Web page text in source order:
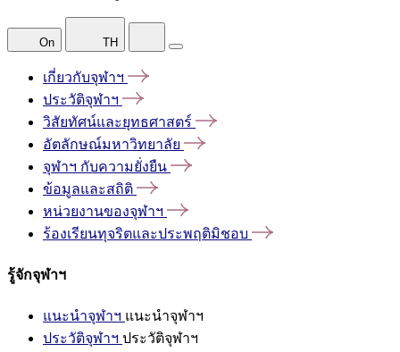
On TH
เกี่ยวกับจุฬาฯ
ประวัติจุฬาฯ
วิสัยทัศน์และยุทธศาสตร์
อัตลักษณ์มหาวิทยาลัย
จุฬาฯ กับความยั่งยืน
ข้อมูลและสถิติ
หน่วยงานของจุฬาฯ
ร้องเรียนทุจริตและประพฤติมิชอบ
รู้จักจุฬาฯ
แนะนำจุฬาฯ แนะนำจุฬาฯ
ประวัติจุฬาฯ ประวัติจุฬาฯ